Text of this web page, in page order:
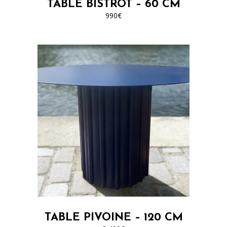
être
la
page
produit
TABLE BISTROT – 60 CM
990€
variations.
Les
options
peuvent
être
TABLE PIVOINE – 120 CM